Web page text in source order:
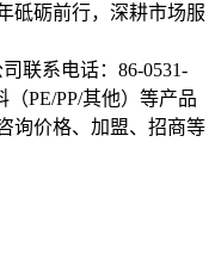
砥砺前行，深耕市场服
联系电话：86-0531-
PE/PP/其他）等产品
询价格、加盟、招商等